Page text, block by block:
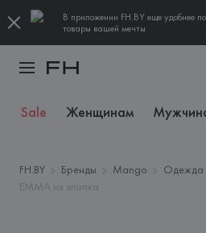
В приложении FH.BY еще удобнее
товары вашей мечты
Sale Женщинам
FH.BY Бренды Mango Одежда
EMMA из хлопка